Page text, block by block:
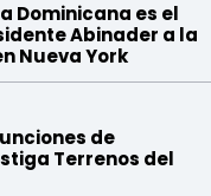
Dominicana es el
Abinader a la
Nueva York
de
Terrenos del